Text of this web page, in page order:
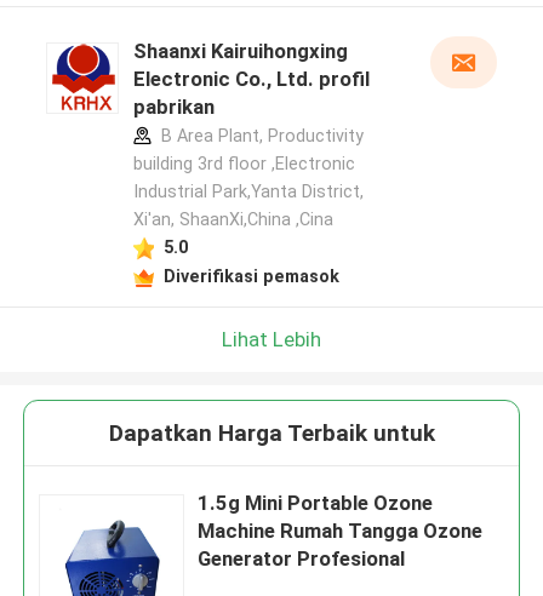
Shaanxi Kairuihongxing
Electronic Co., Ltd. profil
pabrikan
B Area Plant, Productivity
building 3rd floor ,Electronic
Industrial Park,Yanta District,
Xi'an, ShaanXi,China ,Cina
5.0
Diverifikasi pemasok
Lihat Lebih
Dapatkan Harga Terbaik untuk
1.5g Mini Portable Ozone
Machine Rumah Tangga Ozone
Generator Profesional